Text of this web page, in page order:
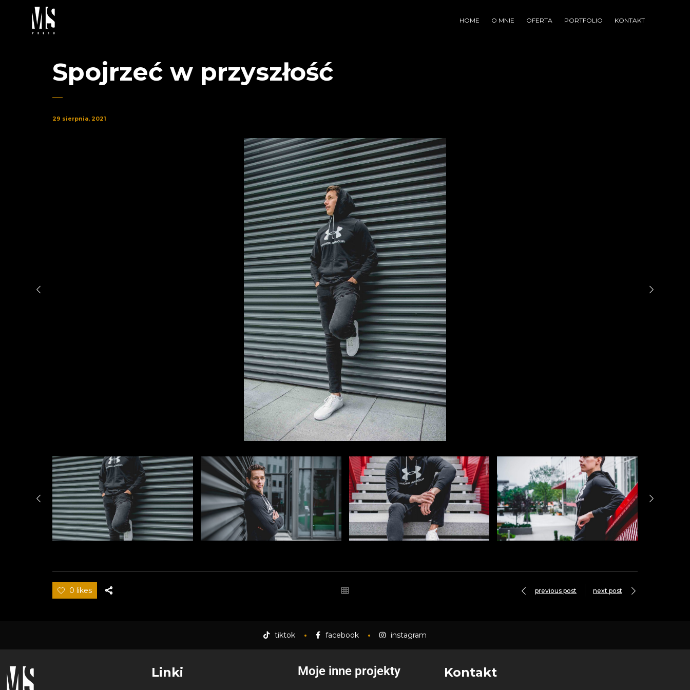
HOME O MNIE OFERTA PORTFOLIO KONTAKT
Spojrzeć w przyszłość
29 sierpnia, 2021
0 likes previous post next post
tiktok facebook instagram
Linki Moje inne projekty Kontakt